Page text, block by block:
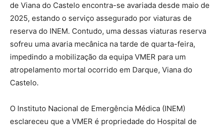
de Viana do Castelo encontra-se avariada desde maio de
2025, estando o serviço assegurado por viaturas de
reserva do INEM. Contudo, uma dessas viaturas reserva
sofreu uma avaria mecânica na tarde de quarta-feira,
impedindo a mobilização da equipa VMER para um
atropelamento mortal ocorrido em Darque, Viana do
Castelo.
O Instituto Nacional de Emergência Médica (INEM)
esclareceu que a VMER é propriedade do Hospital de